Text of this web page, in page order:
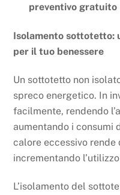
preventivo gratuito
Isolamento sottotetto:
per il tuo benessere
Un sottotetto non
spreco energetico. In
facilmente, rendendo
aumentando i consumi
calore eccessivo
incrementando
L’isolamento del